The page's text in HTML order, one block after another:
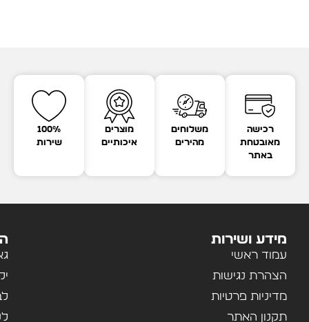
רכישה
מאובטחת
באתר
משלוחים
מהירים
מוצרים
איכותיים
100%
שירות
מידע ושירות
עמוד ראשי
הצהרת נגישות
מדיניות פרטיות
תקנון האתר